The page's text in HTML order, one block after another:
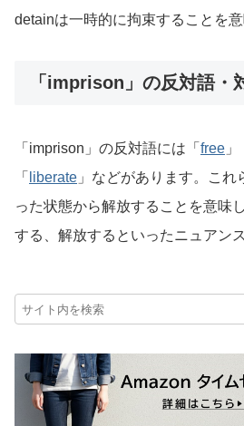
detainは一時的に拘束することを意
「imprison」の反対語・
「imprison」の反対語には「 free 」
「
liberate 」などがあります。こ
った状態から解放することを意味
する、解放するといったニュアン